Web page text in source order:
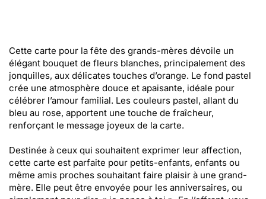
Cette carte pour la fête des grands-mères dévoile un
élégant bouquet de fleurs blanches, principalement des
jonquilles, aux délicates touches d’orange. Le fond pastel
crée une atmosphère douce et apaisante, idéale pour
célébrer l’amour familial. Les couleurs pastel, allant du
bleu au rose, apportent une touche de fraîcheur,
renforçant le message joyeux de la carte.
Destinée à ceux qui souhaitent exprimer leur affection,
cette carte est parfaite pour petits-enfants, enfants ou
même amis proches souhaitant faire plaisir à une grand-
mère. Elle peut être envoyée pour les anniversaires, ou